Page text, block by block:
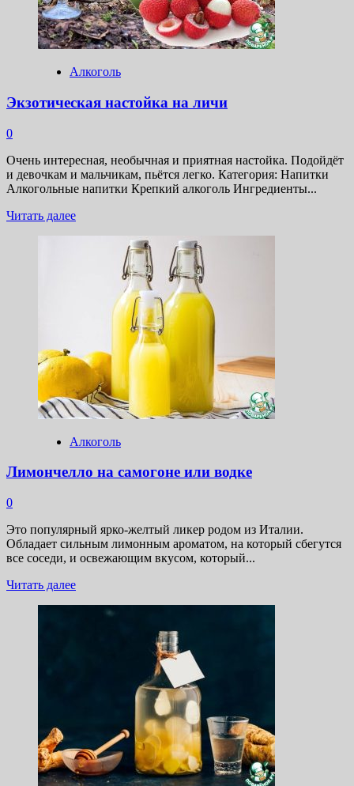
Алкоголь
Экзотическая настойка на личи
0
Очень интересная, необычная и приятная настойка. Подойдёт
и девочкам и мальчикам, пьётся легко. Категория: Напитки
Алкогольные напитки Крепкий алкоголь Ингредиенты...
Читать далееПрочитать
Экзотическая
настойка
Алкоголь
Лимончелло на самогоне или водке
0
Это популярный ярко-желтый ликер родом из Италии.
Обладает сильным лимонным ароматом, на который сбегутся
все соседи, и освежающим вкусом, который...
Читать далееПрочитать